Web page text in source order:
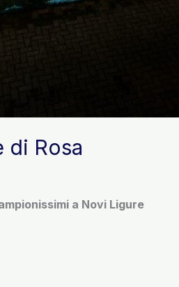
di Rosa
a Novi Ligure